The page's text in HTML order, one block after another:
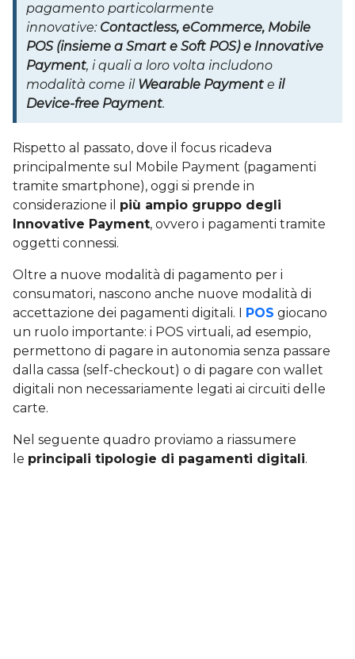
pagamento particolarmente
innovative: Contactless, eCommerce, Mobile
POS (insieme a Smart e Soft POS) e Innovative
Payment, i quali a loro volta includono
modalità come il Wearable Payment e il
Device-free Payment.
Rispetto al passato, dove il focus ricadeva
principalmente sul Mobile Payment (pagamenti
tramite smartphone), oggi si prende in
considerazione il più ampio gruppo degli
Innovative Payment, ovvero i pagamenti tramite
oggetti connessi.
Oltre a nuove modalità di pagamento per i
consumatori, nascono anche nuove modalità di
accettazione dei pagamenti digitali. I POS giocano
un ruolo importante: i POS virtuali, ad esempio,
permettono di pagare in autonomia senza passare
dalla cassa (self-checkout) o di pagare con wallet
digitali non necessariamente legati ai circuiti delle
carte.
Nel seguente quadro proviamo a riassumere
le principali tipologie di pagamenti digitali.